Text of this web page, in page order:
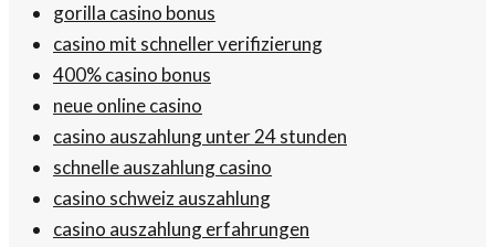
gorilla casino bonus
casino mit schneller verifizierung
400% casino bonus
neue online casino
casino auszahlung unter 24 stunden
schnelle auszahlung casino
casino schweiz auszahlung
casino auszahlung erfahrungen